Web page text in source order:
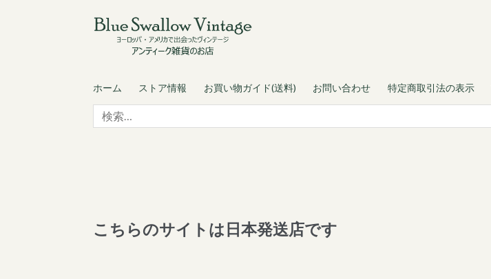
to
navigation
to
content
ホーム ストア情報 お買い物ガイド(送料) お問い合わせ 特定商取引法の表示
検
索:
こちらのサイトは日本発送店です